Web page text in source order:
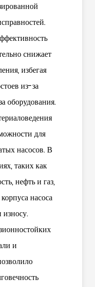
снижает
избегая
из-за
оборудования.
для
насосов. В
таких как
нефть и газ,
насоса
и